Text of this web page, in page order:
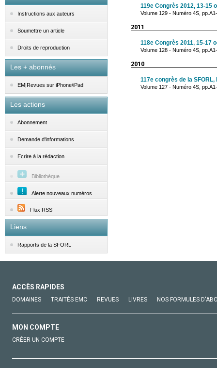
Instructions aux auteurs
Soumettre un article
Droits de reproduction
Les + abonnés
EM|Revues sur iPhone/iPad
Les actions
Abonnement
Demande d'informations
Ecrire à la rédaction
Bibliothèque
Alerte nouveaux numéros
Flux RSS
Liens
Rapports de la SFORL
119e Congrès 2012, 13-15
Volume 129 - Numéro 4S,
2011
118e Congrès 2011, 15-17
Volume 128 - Numéro 4S,
2010
117e congrès de la
Volume 127 - Numéro 4S,
ACCÈS RAPIDES
DOMAINES TRAITÉS EMC REVUES LIVRES NOS FORMULES
MON COMPTE
CRÉER UN COMPTE